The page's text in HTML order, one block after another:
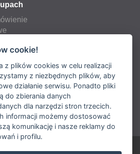
transportowe
cookie!
z plików cookies w celu realizacji
z niezbędnych plików, aby
działanie serwisu. Ponadto pliki
do zbierania danych
dla narzędzi stron trzecich.
informacji możemy dostosować
komunikację i nasze reklamy do
i profilu.